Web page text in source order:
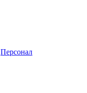
Персонал